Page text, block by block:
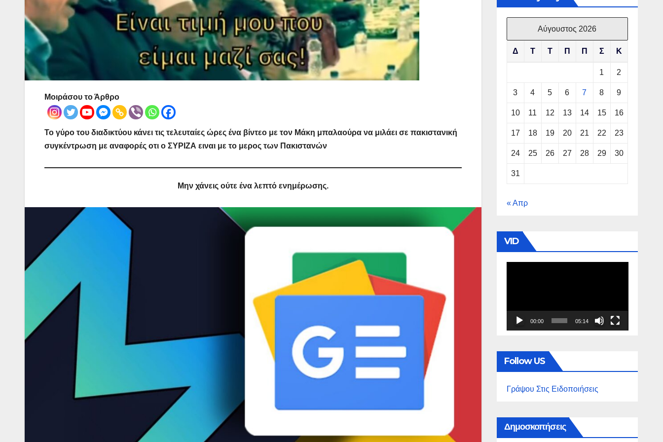
Μοιράσου το Άρθρο
Το γύρο του διαδικτύου κάνει τις τελευταίες ώρες ένα βίντεο με τον Μάκη μπαλαούρα να μιλάει σε πακιστανική
συγκέντρωση με αναφορές οτι ο ΣΥΡΙΖΑ ειναι με το μερος των Πακιστανών
Μην χάνεις ούτε ένα λεπτό ενημέρωσης.
Αύγουστος 2026
Δ Τ Τ Π Π Σ Κ
1 2
3 4 5 6 7 8 9
10 11 12 13 14 15 16
17 18 19 20 21 22 23
24 25 26 27 28 29 30
31
« Απρ
VID
00:00 05:14
Follow US
Γράψου Στις Ειδοποιήσεις
Δημοσκοπήσεις